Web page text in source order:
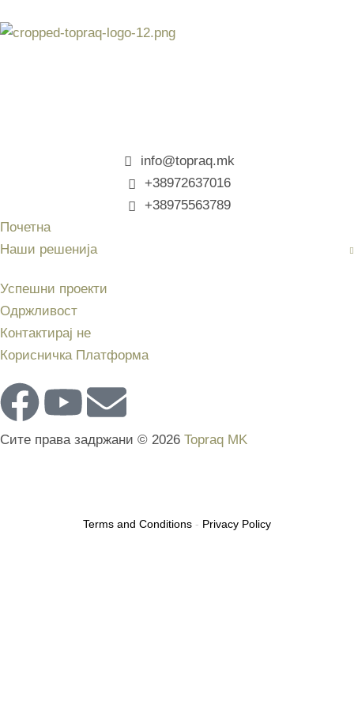
info@topraq.mk
+38972637016
+38975563789
Почетна
Наши решенија
Успешни проекти
Одржливост
Контактирај не
Корисничка Платформа
Сите права задржани © 2026 Topraq MK
Terms and Conditions - Privacy Policy